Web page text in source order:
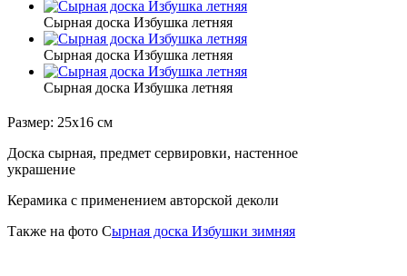
Сырная доска Избушка летняя
Сырная доска Избушка летняя
Сырная доска Избушка летняя
Размер: 25x16 см
Доска сырная, предмет сервировки, настенное
украшение
Керамика с применением авторской деколи
Также на фото Сырная доска Избушки зимняя